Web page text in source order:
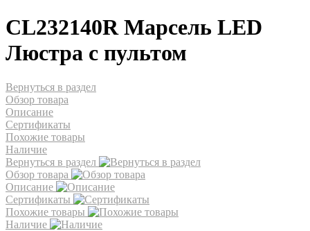
CL232140R Марсель LED
Люстра с пультом
Вернуться в раздел
Обзор товара
Описание
Сертификаты
Похожие товары
Наличие
Вернуться в раздел
Обзор товара
Описание
Сертификаты
Похожие товары
Наличие